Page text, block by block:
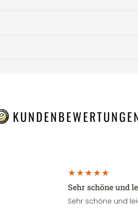
Sehr schöne und
Sehr schöne und